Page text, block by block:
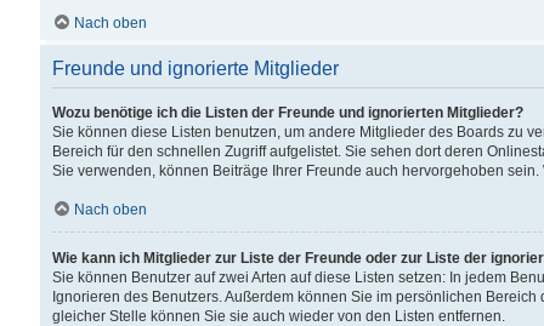
Nach oben
Freunde und ignorierte Mitglieder
Wozu benötige ich die Listen der Freunde und ignorierten Mitglieder?
Sie können diese Listen benutzen, um andere Mitglieder des Boards zu
Bereich für den schnellen Zugriff aufgelistet. Sie sehen dort deren
Sie verwenden, können Beiträge Ihrer Freunde auch hervorgehoben
Nach oben
Wie kann ich Mitglieder zur Liste der Freunde oder zur Liste der
Sie können Benutzer auf zwei Arten auf diese Listen setzen: In jedem
Ignorieren des Benutzers. Außerdem können Sie im persönlichen
gleicher Stelle können Sie sie auch wieder von den Listen entfernen.